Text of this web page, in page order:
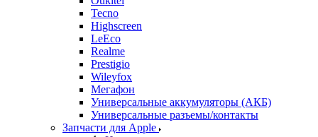
Tecno
Highscreen
LeEco
Realme
Prestigio
Wileyfox
Мегафон
Универсальные аккумуляторы (АКБ)
Универсальные разъемы/контакты
Запчасти для Apple